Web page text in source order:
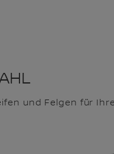
und Felgen für